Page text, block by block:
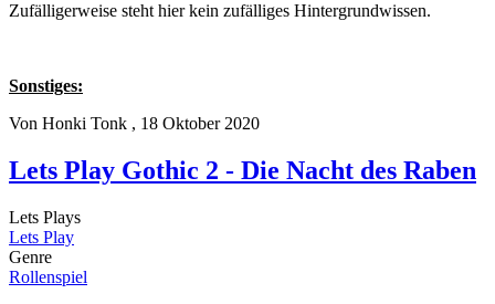
Zufälligerweise steht hier kein zufälliges Hintergrundwissen.
Sonstiges:
Von Honki Tonk , 18 Oktober 2020
Lets Play Gothic 2 - Die Nacht des Raben
Lets Plays
Lets Play
Genre
Rollenspiel